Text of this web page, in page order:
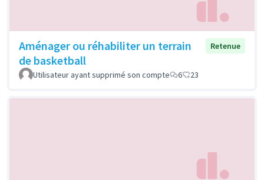
Aménager ou réhabiliter un terrain
de basketball
Retenue
Utilisateur ayant supprimé son compte 6 23